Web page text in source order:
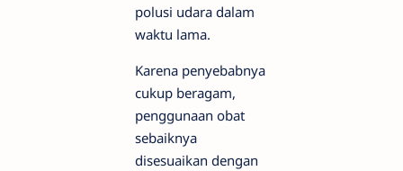
polusi udara dalam
waktu lama.
Karena penyebabnya
cukup beragam,
penggunaan obat
sebaiknya
disesuaikan dengan